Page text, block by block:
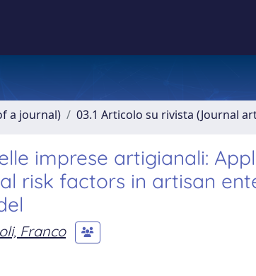
a journal) 03.1 Articolo su rivista (Journal
imprese artigianali:
risk factors in artisan
Franco